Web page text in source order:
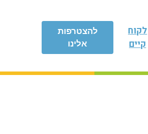
להצטרפות
אלינו
לקוח
קיים